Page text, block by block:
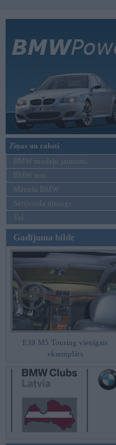
Ziņas un raksti
BMW modeļu jaunumi
BMW testi
Mēneša BMW
Sērijveida tūnings
Vel...
Gadījuma bilde
E39 M5 Touring vienīgais
eksemplārs